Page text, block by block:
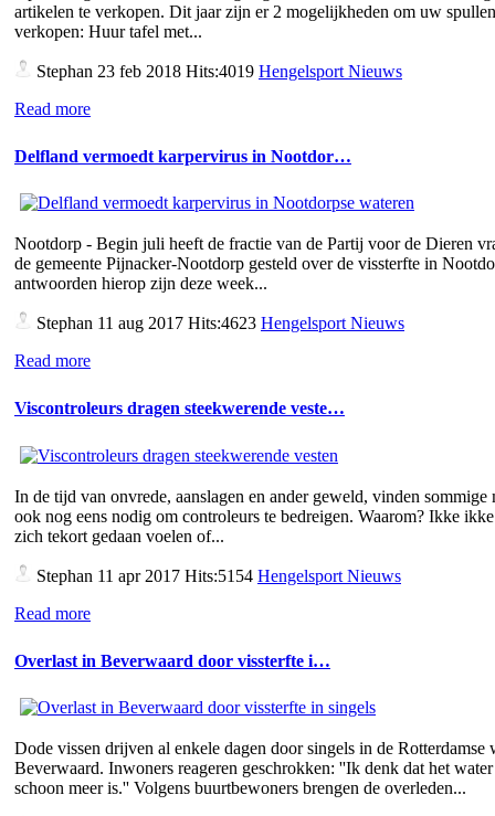
artikelen te verkopen. Dit jaar zijn er 2 mogelijkheden om uw
verkopen: Huur tafel met...
Stephan 23 feb 2018 Hits:4019 Hengelsport Nieuws
Read more
Delfland vermoedt karpervirus in Nootdor…
Nootdorp - Begin juli heeft de fractie van de Partij voor de Dieren
de gemeente Pijnacker-Nootdorp gesteld over de vissterfte in
antwoorden hierop zijn deze week...
Stephan 11 aug 2017 Hits:4623 Hengelsport Nieuws
Read more
Viscontroleurs dragen steekwerende veste…
In de tijd van onvrede, aanslagen en ander geweld, vinden sommige
ook nog eens nodig om controleurs te bedreigen. Waarom? Ikke
zich tekort gedaan voelen of...
Stephan 11 apr 2017 Hits:5154 Hengelsport Nieuws
Read more
Overlast in Beverwaard door vissterfte i…
Dode vissen drijven al enkele dagen door singels in de Rotterdamse
Beverwaard. Inwoners reageren geschrokken: ''Ik denk dat het
schoon meer is.'' Volgens buurtbewoners brengen de overleden...